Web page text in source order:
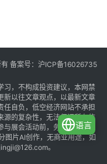
备案号： 沪ICP备16026735
习，不构成投资建议，本网禁
新以往文章观点，以最新文章
任自负，低空经济网站不承担
源的复杂性，无法保证所有信
展会活动前，务必与组织方
图片AI创作，无商业用途，如
。
语言